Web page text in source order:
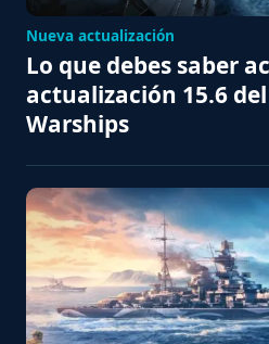
Nueva actualización
Lo que debes saber
actualización 15.6
Warships